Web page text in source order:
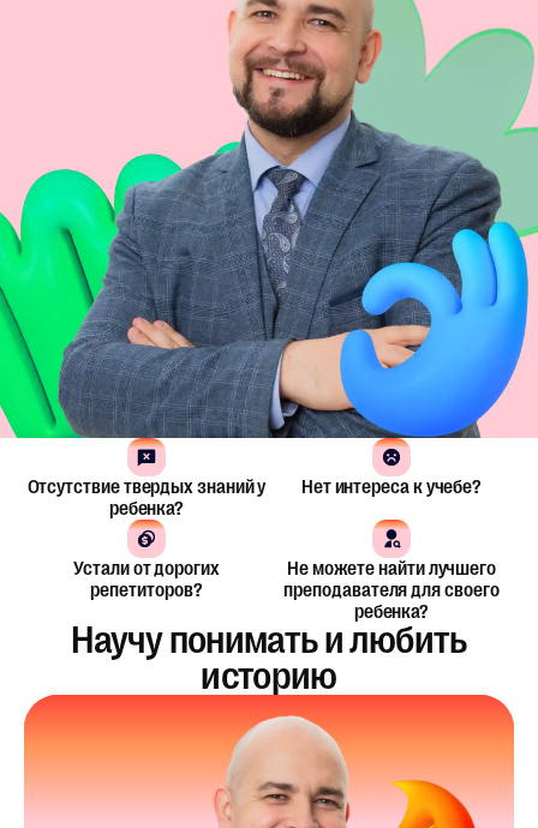
Отсутствие твердых знаний у
ребенка?
Нет интереса к учебе?
Устали от дорогих
репетиторов?
Не можете найти лучшего
преподавателя для своего
ребенка?
Научу понимать и любить
историю